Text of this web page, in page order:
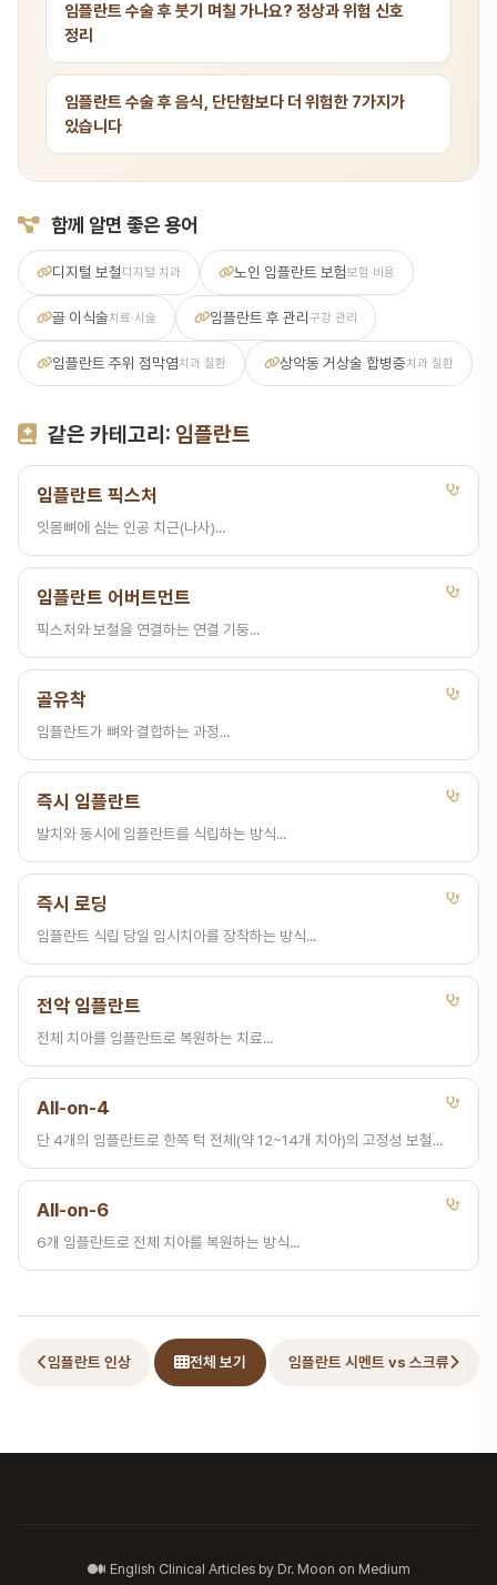
임플란트 수술 후 붓기 며칠 가나요? 정상과 위험 신호
정리
임플란트 수술 후 음식, 단단함보다 더 위험한 7가지가
있습니다
함께 알면 좋은 용어
디지털 보철 디지털 치과 노인 임플란트 보험보험·비용
골 이식술치료·시술 임플란트 후 관리구강 관리
임플란트 주위 점막염치과 질환 상악동 거상술 합병증치과 질환
같은 카테고리: 임플란트
임플란트 픽스처
잇몸뼈에 심는 인공 치근(나사)...
임플란트 어버트먼트
픽스처와 보철을 연결하는 연결 기둥...
골유착
임플란트가 뼈와 결합하는 과정...
즉시 임플란트
발치와 동시에 임플란트를 식립하는 방식...
즉시 로딩
임플란트 식립 당일 임시치아를 장착하는 방식...
전악 임플란트
전체 치아를 임플란트로 복원하는 치료...
All-on-4
단 4개의 임플란트로 한쪽 턱 전체(약 12~14개 치아)의 고정성 보철...
All-on-6
6개 임플란트로 전체 치아를 복원하는 방식...
임플란트 인상 전체 보기 임플란트 시멘트 vs 스크류
English Clinical Articles by Dr. Moon on Medium